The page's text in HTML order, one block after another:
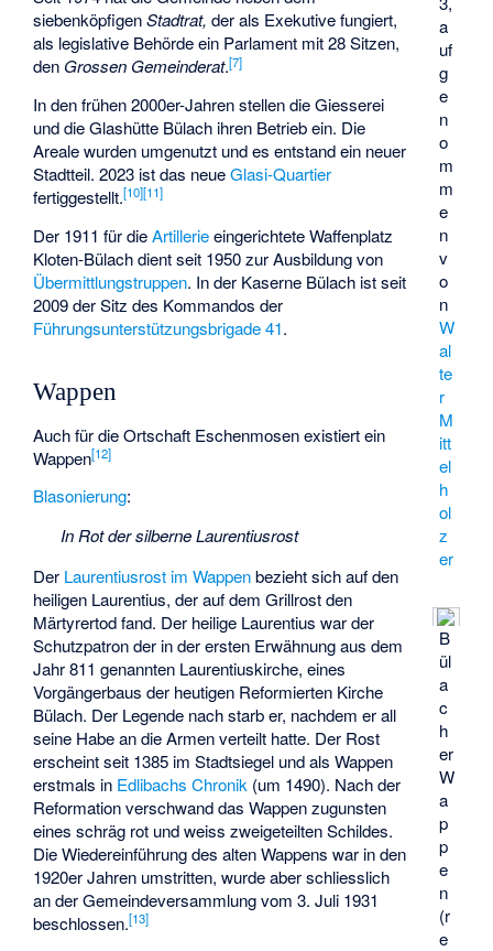
a
uf
g
e
n
o
m
m
e
n
v
o
n
W
al
te
r
M
itt
el
h
ol
z
er
siebenköpfigenStadtrat, der als Exekutive fungiert,
als legislative Behörde ein Parlament mit 28 Sitzen,
den Grossen Gemeinderat.[7]
In den frühen 2000er-Jahren stellen die Giesserei
und die Glashütte Bülach ihren Betrieb ein. Die
Areale wurden umgenutzt und es entstand ein neuer
Stadtteil. 2023 ist das neueGlasi-Quartier
fertiggestellt.[10][11]
Der 1911 für dieArtillerieeingerichteteWaffenplatz
Kloten-Bülachdient seit 1950 zur Ausbildung von
Übermittlungstruppen. In der Kaserne Bülach ist seit
2009 der Sitz des Kommandos der
Führungsunterstützungsbrigade 41.
Wappen
B
ül
a
c
h
er
W
a
p
p
e
n
(r
e
Auch für die Ortschaft Eschenmosen existiert ein
Wappen[12]
Blasonierung:
In Rot der silberne Laurentiusrost
Der Laurentiusrost im Wappenbezieht sich auf den
heiligen Laurentius, der auf dem Grillrost den
Märtyrertod fand. Der heilige Laurentius war der
Schutzpatron der in der ersten Erwähnung aus dem
Jahr 811 genannten Laurentiuskirche, eines
Vorgängerbaus der heutigen Reformierten Kirche
Bülach. Der Legende nach starb er, nachdem er all
seine Habe an die Armen verteilt hatte. Der Rost
erscheint seit 1385 im Stadtsiegel und als Wappen
erstmals in Edlibachs Chronik (um 1490). Nach der
Reformation verschwand das Wappen zugunsten
eines schräg rot und weiss zweigeteilten Schildes.
Die Wiedereinführung des alten Wappens war in den
1920er Jahren umstritten, wurde aber schliesslich
an der Gemeindeversammlung vom 3. Juli 1931
beschlossen.[13]